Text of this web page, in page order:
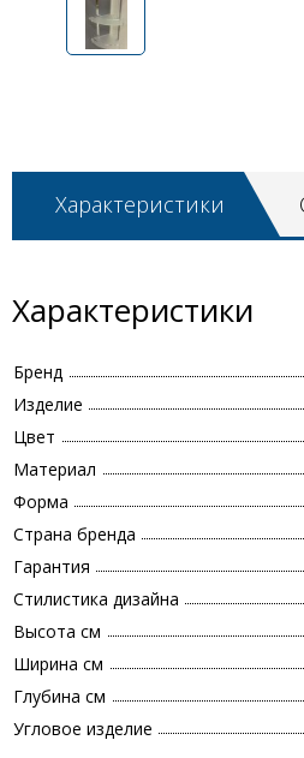
Характеристики
Характеристики
Бренд
Изделие
Цвет
Материал
Форма
Страна бренда
Гарантия
Стилистика дизайна
Высота см
Ширина см
Глубина см
Угловое изделие